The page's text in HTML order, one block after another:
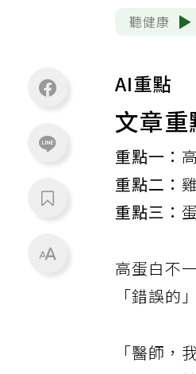
聽健康
AI重點
文章重
重點一：
重點二：
重點三：
高蛋白不
「錯誤的
「醫師，